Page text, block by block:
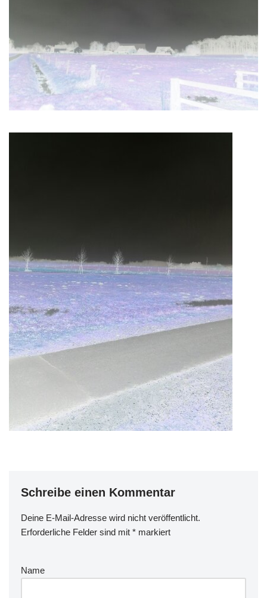
Schreibe einen Kommentar
Deine E-Mail-Adresse wird nicht veröffentlicht.
Erforderliche Felder sind mit * markiert
Name